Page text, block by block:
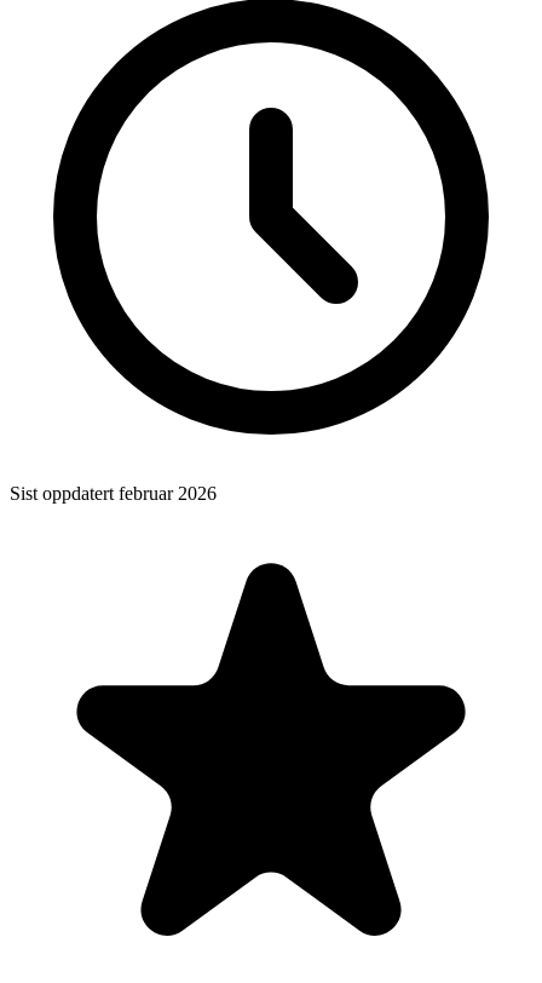
Sist oppdatert februar 2026